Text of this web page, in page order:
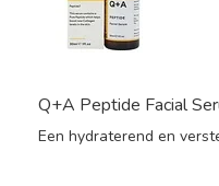
Q+A Peptide Facial
Een hydraterend en